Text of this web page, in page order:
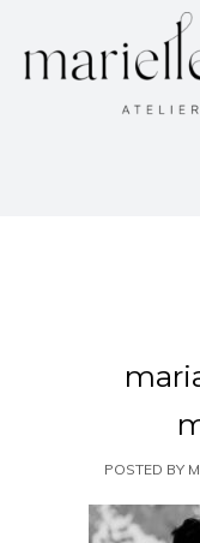
POSTED BY